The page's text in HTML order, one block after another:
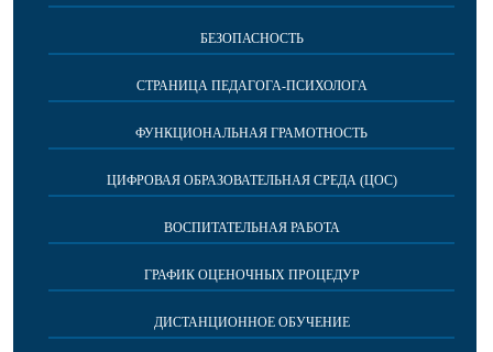
БЕЗОПАСНОСТЬ
СТРАНИЦА ПЕДАГОГА-ПСИХОЛОГА
ФУНКЦИОНАЛЬНАЯ ГРАМОТНОСТЬ
ЦИФРОВАЯ ОБРАЗОВАТЕЛЬНАЯ СРЕДА (ЦОС)
ВОСПИТАТЕЛЬНАЯ РАБОТА
ГРАФИК ОЦЕНОЧНЫХ ПРОЦЕДУР
ДИСТАНЦИОННОЕ ОБУЧЕНИЕ